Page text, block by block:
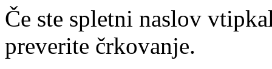
Če ste spletni naslov
preverite črkovanje.